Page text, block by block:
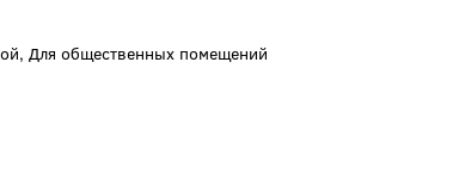
Для общественных помещений